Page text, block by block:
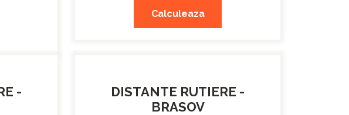
Calculeaza
-
DISTANTE RUTIERE -
BRASOV